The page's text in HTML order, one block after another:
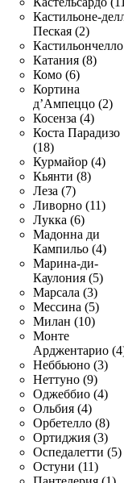
Кастильоне-
Пеская (2)
Катания (8)
Комо (6)
Кортина
д’Ампеццо (2)
Косенза (4)
Коста Парадизо
(18)
Курмайор (4)
Кьянти (8)
Леза (7)
Ливорно (11)
Лукка (6)
Мадонна ди
Кампильо (4)
Марина-ди-
Каулония (5)
Марсала (3)
Мессина (5)
Милан (10)
Монте
Арджентарио
Неббьюно (3)
Неттуно (9)
Оджеббио (4)
Ольбия (4)
Орбетелло (8)
Ортиджия (3)
Оспедалетти (5)
Остуни (11)